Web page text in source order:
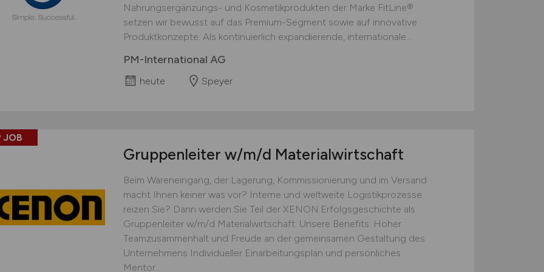
Nahrungsergänzungs- und Kosmetikprodukten der Marke FitLine®
setzen wir bewusst auf das Premium-Segment sowie auf innovative
Produktkonzepte. Als kontinuierlich expandierende, internationale...
PM-International AG
heute Speyer
JOB
Gruppenleiter w/m/d Materialwirtschaft
Beim Wareneingang, der Lagerung, Kommissionierung und im Versand
macht Ihnen keiner was vor? Interne und weltweite Logistikprozesse
reizen Sie? Dann werden Sie Teil der XENON.Erfolgsgeschichte als
Gruppenleiter w/m/d Materialwirtschaft. Unsere Benefits: Hoher
Teamzusammenhalt und Freude an der gemeinsamen Gestaltung des
Unternehmens Individueller Einarbeitungsplan und persönliches
Mentor...